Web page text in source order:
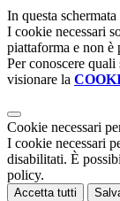
In questa
I cookie necessari
piattaforma e non è
Per conoscere
visionare la
Cookie necessari
I cookie necessari
disabilitati. È
policy.
Accetta tutti